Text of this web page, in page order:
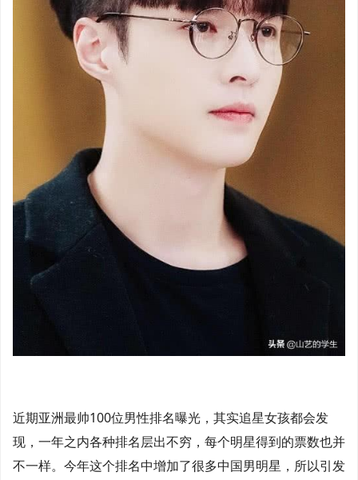
近期亚洲最帅100位男性排名曝光，其实追星女孩都会发
现，一年之内各种排名层出不穷，每个明星得到的票数也并
不一样。今年这个排名中增加了很多中国男明星，所以引发